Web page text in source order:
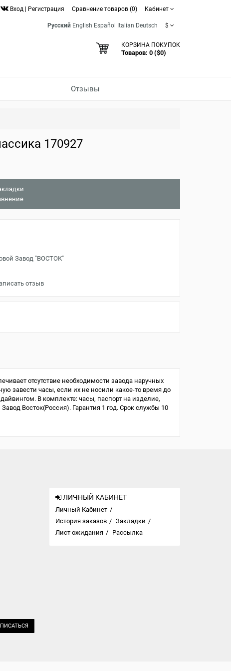
Вход Регистрация Сравнение товаров (0) Кабинет
Русский English Español Italian Deutsch $
КОРЗИНА ПОКУПОК
Товаров: 0 ($0)
Отзывы
170927
Завод "ВОСТОК"
отзыв
отсутствие необходимости завода наручных
завести часы, если их не носили какое-то время до
В комплекте: часы, паспорт на изделие,
Восток(Россия). Гарантия 1 год. Срок службы 10
ЛИЧНЫЙ КАБИНЕТ
Личный Кабинет
История заказов
Закладки
Лист ожидания
Рассылка